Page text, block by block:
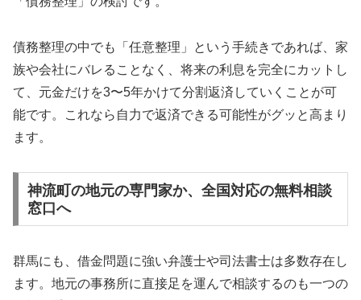
債務整理の中でも「任意整理」という手続きであれば、家
族や会社にバレることなく、将来の利息を完全にカットし
て、元金だけを3〜5年かけて分割返済していくことが可
能です。これなら自力で返済できる可能性がグッと高まり
ます。
神流町の地元の専門家か、全国対応の無料相談
窓口へ
群馬にも、借金問題に強い弁護士や司法書士は多数存在し
ます。地元の事務所に直接足を運んで相談するのも一つの